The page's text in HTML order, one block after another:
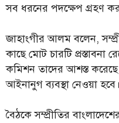
সব ধরনের পদক্ষেপ গ্রহণ
জাহাংগীর আলম বলেন,
কাছে মোট চারটি প্রস্তাবনা
কমিশন তাদের আশস্ত করেছে
আইনানুগ ব্যবস্থা নেওয়া হবে।
বৈঠকে সম্প্রীতির